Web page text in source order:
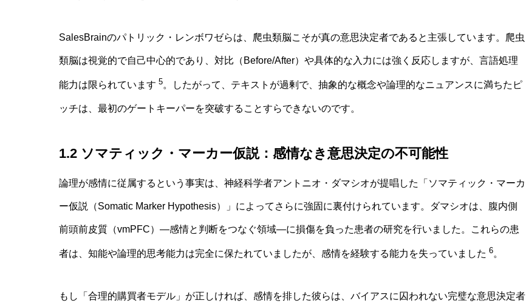
SalesBrainのパトリック・レンボワゼらは、爬虫類脳こそが真の意思決定者であると主張しています。爬虫
類脳は視覚的で自己中心的であり、対比（Before/After）や具体的な入力には強く反応しますが、言語処理
能力は限られています 5。したがって、テキストが過剰で、抽象的な概念や論理的なニュアンスに満ちたピ
ッチは、最初のゲートキーパーを突破することすらできないのです。
1.2 ソマティック・マーカー仮説：感情なき意思決定の不可能性
論理が感情に従属するという事実は、神経科学者アントニオ・ダマシオが提唱した「ソマティック・マーカ
ー仮説（Somatic Marker Hypothesis）」によってさらに強固に裏付けられています。ダマシオは、腹内側
前頭前皮質（vmPFC）―感情と判断をつなぐ領域―に損傷を負った患者の研究を行いました。これらの患
者は、知能や論理的思考能力は完全に保たれていましたが、感情を経験する能力を失っていました 6。
もし「合理的購買者モデル」が正しければ、感情を排した彼らは、バイアスに囚われない完璧な意思決定者